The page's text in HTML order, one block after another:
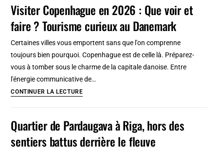
Ecosse
visiter
et
d’insolite
incontournable
2026
Tourisme
en
Ecosse
Visiter Copenhague en 2026 : Que voir et
faire ? Tourisme curieux au Danemark
Certaines villes vous emportent sans que l'on comprenne
toujours bien pourquoi. Copenhague est de celle là. Préparez-
vous à tomber sous le charme de la capitale danoise. Entre
l'énergie communicative de…
CONTINUER LA LECTUREVisiter
2026
:
Quartier de Pardaugava à Riga, hors des
sentiers battus derrière le fleuve